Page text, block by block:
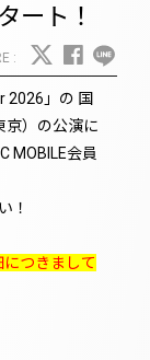
ート！
2026」の 国
京）の公演に
MOBILE会員
！
つきまして